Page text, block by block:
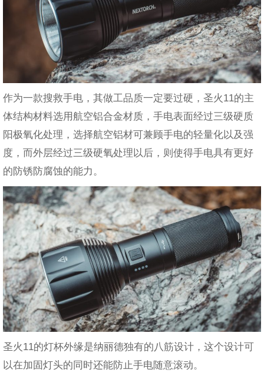
作为一款搜救手电，其做工品质一定要过硬，圣火11的主
体结构材料选用航空铝合金材质，手电表面经过三级硬质
阳极氧化处理，选择航空铝材可兼顾手电的轻量化以及强
度，而外层经过三级硬氧处理以后，则使得手电具有更好
的防锈防腐蚀的能力。
圣火11的灯杯外缘是纳丽德独有的八筋设计，这个设计可
以在加固灯头的同时还能防止手电随意滚动。